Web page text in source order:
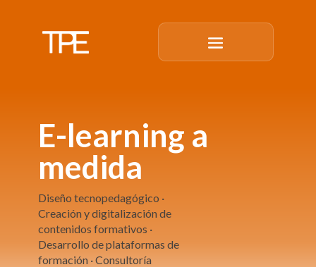
E-learning a
medida
Diseño tecnopedagógico ·
Creación y digitalización de
contenidos formativos ·
Desarrollo de plataformas de
formación · Consultoría